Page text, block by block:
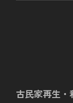
古民家再生・